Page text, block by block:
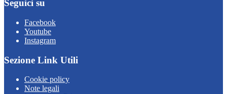
Seguici su
Facebook
Youtube
Instagram
Sezione Link Utili
Cookie policy
Note legali